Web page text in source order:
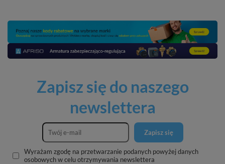
Zapisz się do naszego
newslettera
Zapisz się
Wyrażam zgodę na przetwarzanie podanych powyżej danych
osobowych w celu otrzymywania newslettera